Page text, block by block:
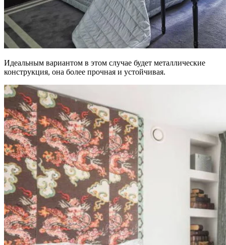
Идеальным вариантом в этом случае будет металлические
конструкция, она более прочная и устойчивая.